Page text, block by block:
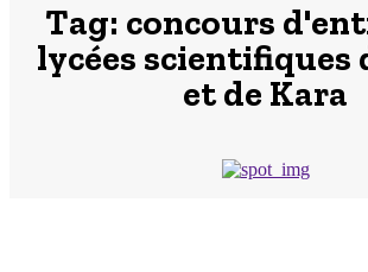
Tag: concours
lycées scientifiques
et de Kara